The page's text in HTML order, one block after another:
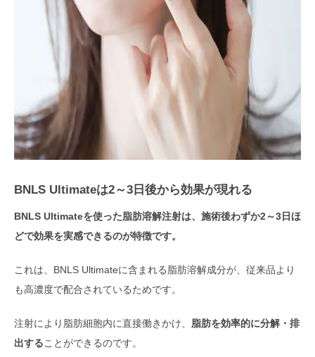
BNLS Ultimateは2～3日後から効果が現れる
BNLS Ultimateを使った脂肪溶解注射は、施術後わずか2～3日ほ
どで効果を実感できるのが特徴です。
これは、BNLS Ultimateに含まれる脂肪溶解成分が、従来品より
も高濃度で配合されているためです。
注射により脂肪細胞内に直接働きかけ、 脂肪を効率的に分解・排
出することができるのです。